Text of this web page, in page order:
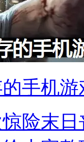
手机游
险末